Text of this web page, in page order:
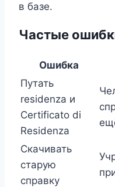
в базе.
Частые
Ошибка
Путать
residenza и
Certificato di
Residenza
Скачивать
старую
справку